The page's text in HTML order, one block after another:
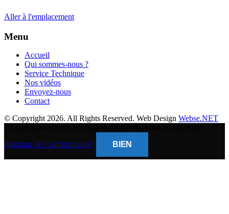
Aller à l'emplacement
Menu
Accueil
Qui sommes-nous ?
Service Technique
Nos vidéos
Envoyez-nous
Contact
© Copyright 2026. All Rights Reserved. Web Design Webse.NET
Politique de Confidentialité
BIEN